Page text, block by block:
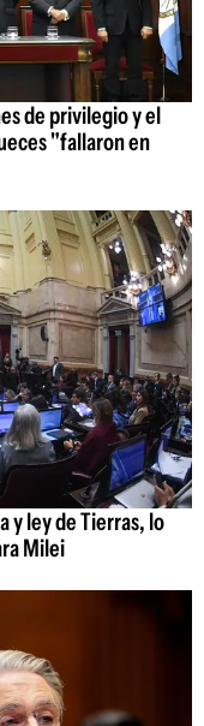
de privilegio y el
"fallaron en
y ley de Tierras, lo
Milei